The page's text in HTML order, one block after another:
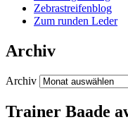
Zebrastreifenblog
Zum runden Leder
Archiv
Archiv
Trainer Baade